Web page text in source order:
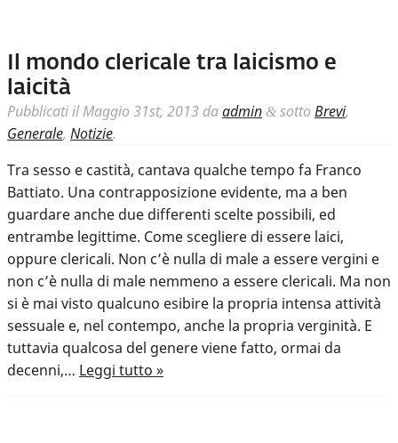
Il mondo clericale tra laicismo e
laicità
Pubblicati ilMaggio 31st, 2013 daadmin & sotto Brevi,
Generale, Notizie.
Tra sesso e castità, cantava qualche tempo fa Franco
Battiato. Una contrapposizione evidente, ma a ben
guardare anche due differenti scelte possibili, ed
entrambe legittime. Come scegliere di essere laici,
oppure clericali. Non c’è nulla di male a essere vergini e
non c’è nulla di male nemmeno a essere clericali. Ma non
si è mai visto qualcuno esibire la propria intensa attività
sessuale e, nel contempo, anche la propria verginità. E
tuttavia qualcosa del genere viene fatto, ormai da
decenni,… Leggi tutto »